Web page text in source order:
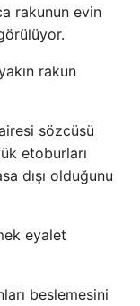
rakunun evin
rakun
sözcüsü
etoburları
dışı olduğunu
eyalet
beslemesini